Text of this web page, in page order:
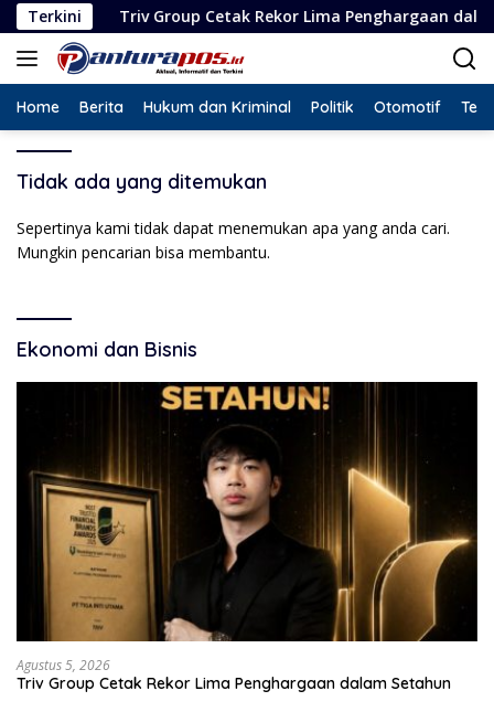
Langsung
ke
konten
Terkini
Triv Group Cetak Rekor Lima Penghargaan dalam Setahun
Home Berita Hukum dan Kriminal Politik Otomotif
Tidak ada yang ditemukan
Sepertinya kami tidak dapat menemukan apa yang anda cari.
Mungkin pencarian bisa membantu.
Ekonomi dan Bisnis
Agustus 5, 2026
Triv Group Cetak Rekor Lima Penghargaan dalam Setahun